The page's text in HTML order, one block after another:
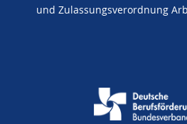
und Zulassungsverordnung